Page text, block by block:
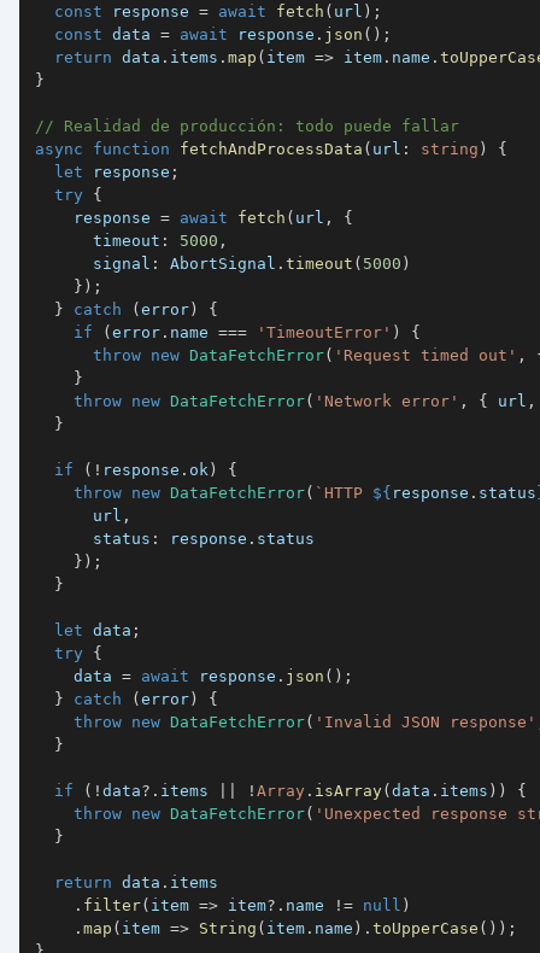
const response = await fetch ( url ) ;
const data = await response . json ( ) ;
return data . items . map ( item => item . name .
}
// Realidad de producción: todo puede fallar
async
function fetchAndProcessData ( url : string )
{
let response ;
try
{
    response
= await fetch ( url ,
{
      timeout
: 5000 ,
      signal
: AbortSignal . timeout ( 5000 )
} ) ;
}
catch (error)
{
if
(error . name === 'TimeoutError' )
{
throw new DataFetchError( 'Request timed out' ,
}
throw new DataFetchError( 'Network error' , { url ,
}
if ( ! response . ok )
{
throw new DataFetchError( ` HTTP ${ response . status
      url
,
      status
: response .
} ) ;
}
let data ;
try
{
    data
= await response . json ( ) ;
}
catch (error)
{
throw new DataFetchError( 'Invalid JSON response'
}
if ( ! data?. items ! Array . isArray(data . items ) )
{
throw new DataFetchError( 'Unexpected response
}
return data .
. filter( item => item?. name != null )
. map ( item => String ( item . name ) . toUpperCase ( ) ) ;